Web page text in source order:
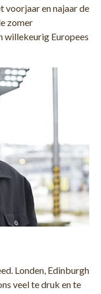
voorjaar en najaar de
zomer
willekeurig Europees
Londen, Edinburgh
veel te druk en te